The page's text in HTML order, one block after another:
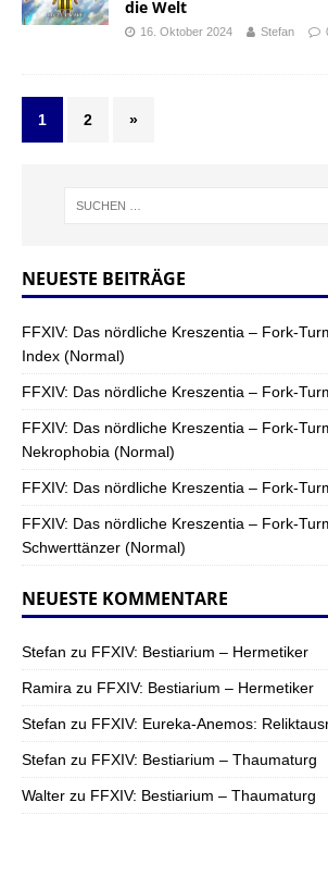
die Welt
16. Oktober 2024 Stefan
1 2 »
NEUESTE BEITRÄGE
FFXIV: Das nördliche Kreszentia – Fork-
Index (Normal)
FFXIV: Das nördliche Kreszentia – Fork-
FFXIV: Das nördliche Kreszentia – Fork-
Nekrophobia (Normal)
FFXIV: Das nördliche Kreszentia – Fork-
FFXIV: Das nördliche Kreszentia – Fork-
Schwerttänzer (Normal)
NEUESTE KOMMENTARE
Stefan zu FFXIV: Bestiarium – Hermetiker
Ramira zu FFXIV: Bestiarium – Hermetiker
Stefan zu FFXIV: Eureka-Anemos:
Stefan zu FFXIV: Bestiarium – Thaumaturg
Walter zu FFXIV: Bestiarium – Thaumaturg